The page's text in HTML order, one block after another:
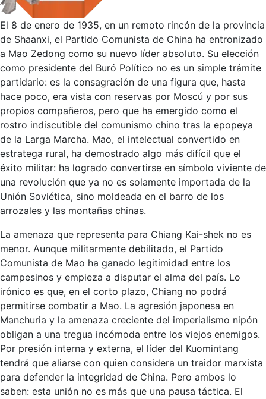
El 8 de enero de 1935, en un remoto rincón de la provincia
de Shaanxi, el Partido Comunista de China ha entronizado
a Mao Zedong como su nuevo líder absoluto. Su elección
como presidente del Buró Político no es un simple trámite
partidario: es la consagración de una figura que, hasta
hace poco, era vista con reservas por Moscú y por sus
propios compañeros, pero que ha emergido como el
rostro indiscutible del comunismo chino tras la epopeya
de la Larga Marcha. Mao, el intelectual convertido en
estratega rural, ha demostrado algo más difícil que el
éxito militar: ha logrado convertirse en símbolo viviente de
una revolución que ya no es solamente importada de la
Unión Soviética, sino moldeada en el barro de los
arrozales y las montañas chinas.
La amenaza que representa para Chiang Kai-shek no es
menor. Aunque militarmente debilitado, el Partido
Comunista de Mao ha ganado legitimidad entre los
campesinos y empieza a disputar el alma del país. Lo
irónico es que, en el corto plazo, Chiang no podrá
permitirse combatir a Mao. La agresión japonesa en
Manchuria y la amenaza creciente del imperialismo nipón
obligan a una tregua incómoda entre los viejos enemigos.
Por presión interna y externa, el líder del Kuomintang
tendrá que aliarse con quien considera un traidor marxista
para defender la integridad de China. Pero ambos lo
saben: esta unión no es más que una pausa táctica. El